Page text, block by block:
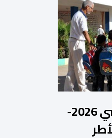
تفاصيل الدخول المدرسي 2026-